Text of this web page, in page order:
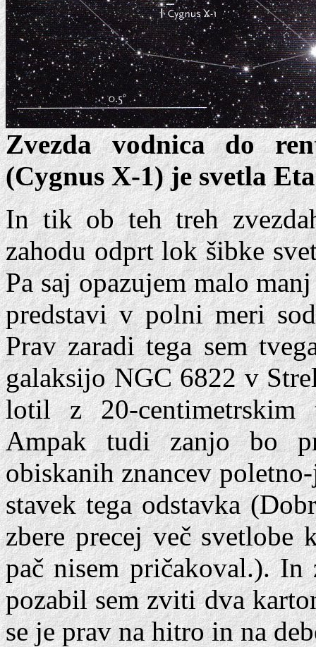
Zvezda vodnica do
(Cygnus X-1) je svetla
In tik ob teh treh
zahodu odprt lok šibke
Pa saj opazujem malo
predstavi v polni meri
Prav zaradi tega sem
galaksijo NGC 6822 v
lotil z 20-centimetrskim
Ampak tudi zanjo bo
obiskanih znancev
stavek tega odstavka
zbere precej več svetlobe
pač nisem pričakoval.). In
pozabil sem zviti dva
se je prav na hitro in na